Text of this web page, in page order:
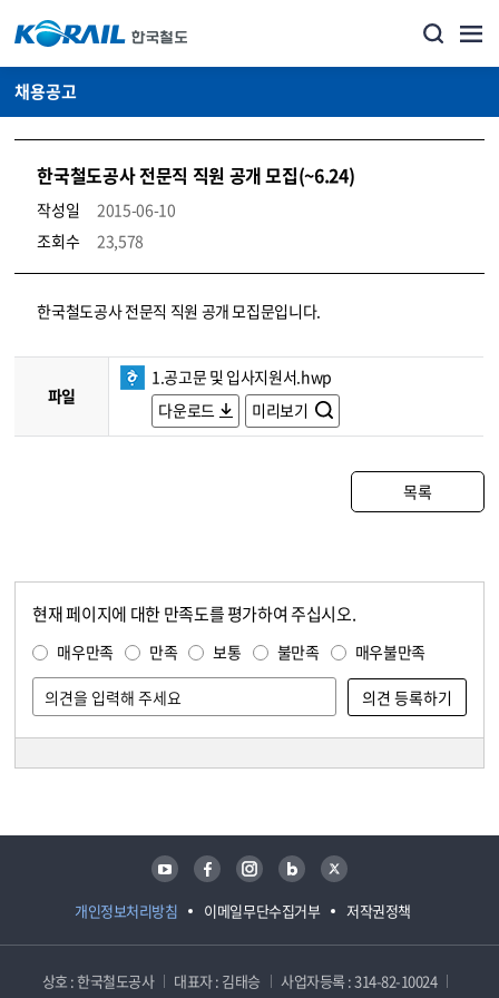
채용공고
한국철도공사 전문직 직원 공개 모집(~6.24)
작성일
2015-06-10
조회수
23,578
코레일소개_경영공시_채용공고 상세보기 – 내용, 파일, 담당자 연락처로 구성
한국철도공사 전문직 직원 공개 모집문입니다.
파일
1.공고문 및 입사지원서.hwp
다운로드
미리보기
목록
현재 페이지에 대한 만족도를 평가하여 주십시오.
매우만족 만족 보통 불만족 매우불만족
개인정보처리방침 이메일무단수집거부 저작권정책
유튜브 페이스북 인스타그램 블로그 트위터
상호 : 한국철도공사 대표자 : 김태승
사업자등록 : 314-82-10024